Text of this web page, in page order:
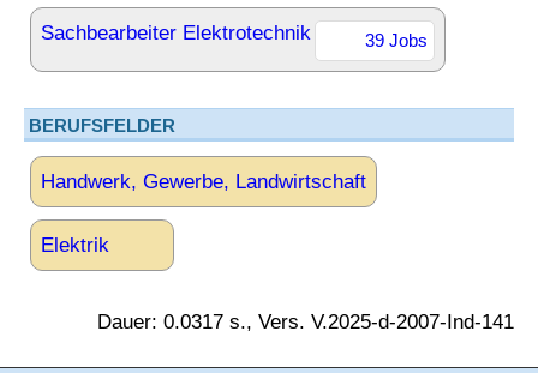
Sachbearbeiter Elektrotechnik 39 Jobs
BERUFSFELDER
Handwerk, Gewerbe, Landwirtschaft
Elektrik
Dauer: 0.0317 s., Vers. V.2025-d-2007-Ind-141